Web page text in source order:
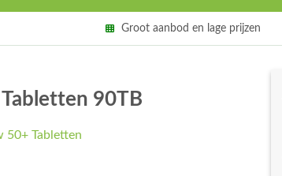
Groot aanbod en lage prijzen
90TB